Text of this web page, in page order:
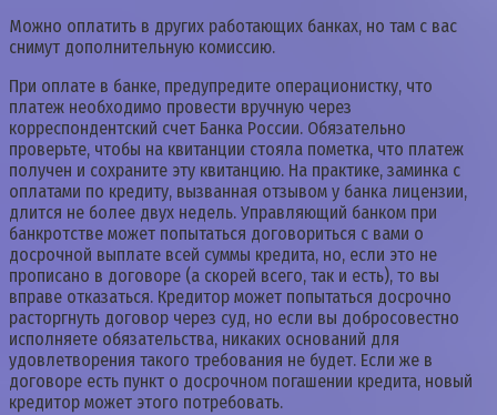
Можно оплатить в других работающих банках, но там с вас
снимут дополнительную комиссию.
При оплате в банке, предупредите операционистку, что
платеж необходимо провести вручную через
корреспондентский счет Банка России. Обязательно
проверьте, чтобы на квитанции стояла пометка, что платеж
получен и сохраните эту квитанцию. На практике, заминка с
оплатами по кредиту, вызванная отзывом у банка лицензии,
длится не более двух недель. Управляющий банком при
банкротстве может попытаться договориться с вами о
досрочной выплате всей суммы кредита, но, если это не
прописано в договоре (а скорей всего, так и есть), то вы
вправе отказаться. Кредитор может попытаться досрочно
расторгнуть договор через суд, но если вы добросовестно
исполняете обязательства, никаких оснований для
удовлетворения такого требования не будет. Если же в
договоре есть пункт о досрочном погашении кредита, новый
кредитор может этого потребовать.